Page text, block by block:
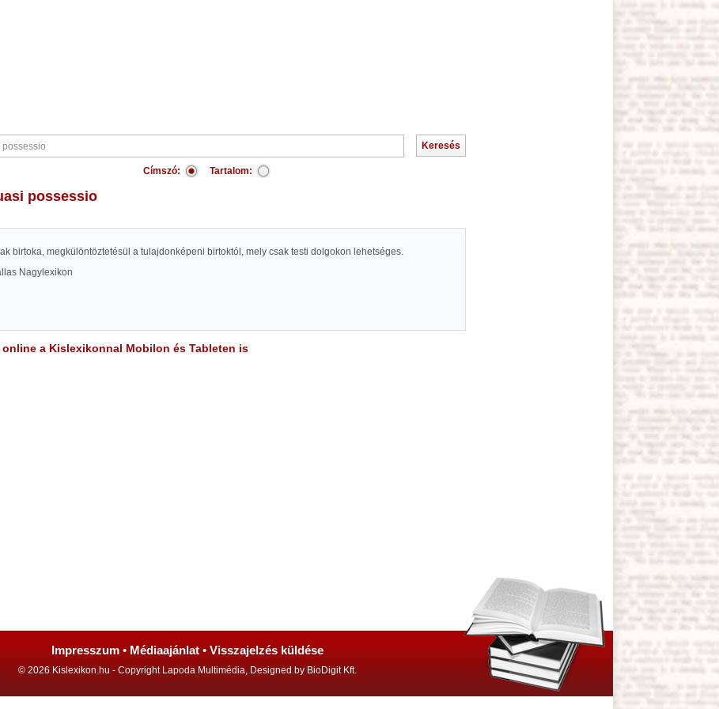
Címszó: Tartalom:
possessio
birtoka, megkülöntöztetésül a tulajdonképeni birtoktól, mely csak testi dolgokon lehetséges.
Nagylexikon
online a Kislexikonnal Mobilon és Tableten is
Impresszum • Médiaajánlat • Visszajelzés küldése
© 2026 Kislexikon.hu - Copyright Lapoda Multimédia, Designed by BioDigit Kft.